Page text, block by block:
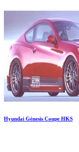
Hyundai Génesis Coupe HKS